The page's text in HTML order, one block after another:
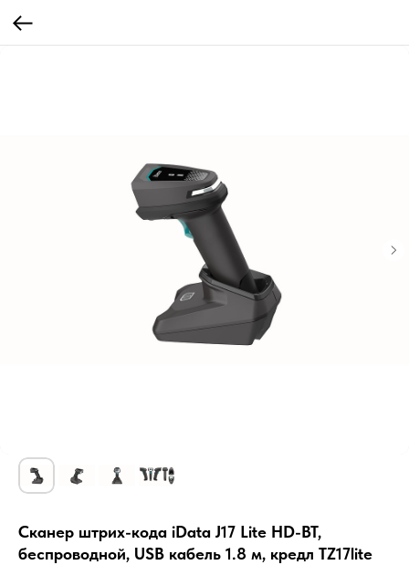
Сканер штрих-кода iData J17 Lite HD-BT,
беспроводной, USB кабель 1.8 м, кредл TZ17lite